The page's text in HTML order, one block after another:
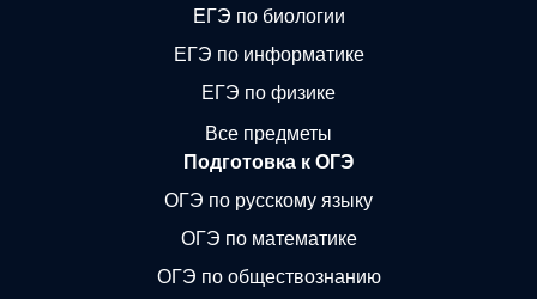
ЕГЭ по биологии
ЕГЭ по информатике
ЕГЭ по физике
Все предметы
Подготовка к ОГЭ
ОГЭ по русскому языку
ОГЭ по математике
ОГЭ по обществознанию